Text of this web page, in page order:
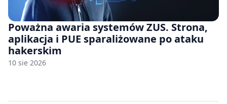
Poważna awaria systemów ZUS. Strona,
aplikacja i PUE sparaliżowane po ataku
hakerskim
10 sie 2026